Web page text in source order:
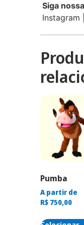
Siga
Instagram
Pumba
A partir de
R$ 750,00